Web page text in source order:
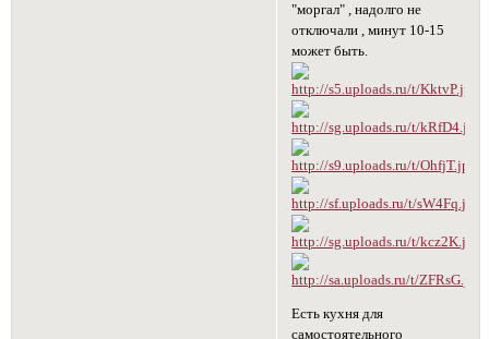
"моргал" , надолго не
отключали , минут 10-15
может быть.
Есть кухня для
самостоятельного